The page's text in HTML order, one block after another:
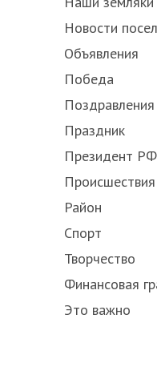
Новости
Объявления
Победа
Поздравления
Праздник
Президент РФ
Происшествия
Район
Спорт
Творчество
Финансовая
Это важно